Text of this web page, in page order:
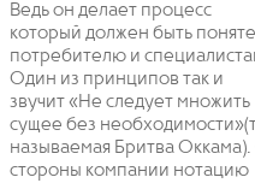
Ведь он делает процесс
который должен быть
потребителю и
Один из принципов так и
звучит «Не следует множить
сущее без
называемая Бритва
стороны компании нотацию